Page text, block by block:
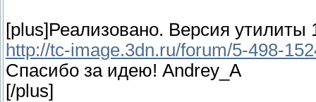
[plus]Реализовано. Версия утилиты
http://tc-image.3dn.ru/forum/5-498-
Спасибо за идею! Andrey_A
[/plus]